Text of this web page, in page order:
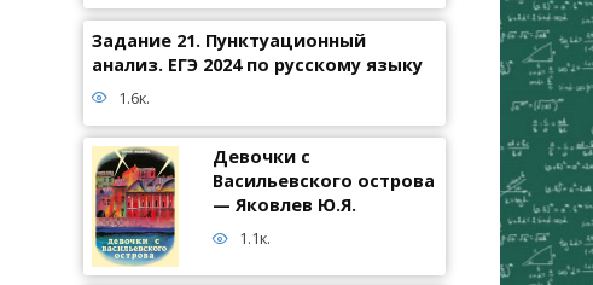
Задание 21. Пунктуационный
анализ. ЕГЭ 2024 по русскому языку
1.6к.
Девочки с
Васильевского острова
— Яковлев Ю.Я.
1.1к.